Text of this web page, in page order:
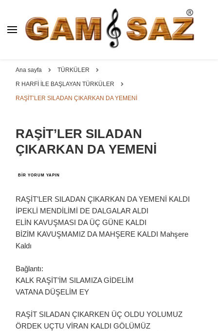
BAĞLAMA İMALAT / SATIŞ
YAPRAK || ELEKTRO ||
ÖZEL BAĞLAMA İMALAT /
SATIŞ
Padok, Kompozit, Mat, Divan, Çöğür, Cura, Solak, Dede,
Oyma ve yaprak sazlar, özel imalat bağlamalar
Ana sayfa TÜRKÜLER
R HARFİ İLE BAŞLAYAN TÜRKÜLER
RAŞİT’LER SILADAN ÇIKARKAN DA YEMENİ
RAŞİT’LER SILADAN
ÇIKARKAN DA YEMENİ
RAŞİT’LER
DA
YEMENİ
IÇIN
BIR YORUM YAPIN
RAŞİT’LER SILADAN ÇIKARKAN DA YEMENİ KALDI
İPEKLİ MENDİLİMİ DE DALGALAR ALDI
ELİN KAVUŞMASI DA ÜÇ GÜNE KALDI
BİZİM KAVUŞMAMIZ DA MAHŞERE KALDI Mahşere
Kaldı
Bağlantı:
KALK RAŞİT’İM SILAMIZA GİDELİM
VATANA DÜŞELİM EY
RAŞİT SILADAN ÇIKARKEN ÜÇ OLDU YOLUMUZ
ÖRDEK UÇTU VİRAN KALDI GÖLÜMÜZ